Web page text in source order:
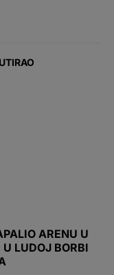
ARENU U
LUDOJ BORBI